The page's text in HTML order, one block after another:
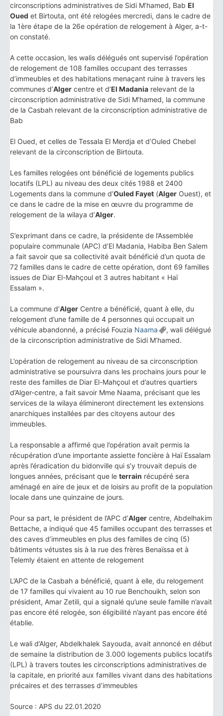
circonscriptions administratives de Sidi M’hamed, Bab El
Oued et Birtouta, ont été relogées mercredi, dans le cadre de
la 1ère étape de la 26e opération de relogement à Alger, a-t-
on constaté.
A cette occasion, les walis délégués ont supervisé l’opération
de relogement de 108 familles occupant des terrasses
d’immeubles et des habitations menaçant ruine à travers les
communes d’Alger centre et d’El Madania relevant de la
circonscription administrative de Sidi M’hamed, la commune
de la Casbah relevant de la circonscription administrative de
Bab
El Oued, et celles de Tessala El Merdja et d’Ouled Chebel
relevant de la circonscription de Birtouta.
Les familles relogées ont bénéficié de logements publics
locatifs (LPL) au niveau des deux cités 1988 et 2400
Logements dans la commune d’Ouled Fayet (Alger Ouest), et
ce dans le cadre de la mise en œuvre du programme de
relogement de la wilaya d’Alger.
S’exprimant dans ce cadre, la présidente de l’Assemblée
populaire communale (APC) d’El Madania, Habiba Ben Salem
a fait savoir que sa collectivité avait bénéficié d’un quota de
72 familles dans le cadre de cette opération, dont 69 familles
issues de Diar El-Mahçoul et 3 autres habitant « Haï
Essalam ».
La commune d’Alger Centre a bénéficié, quant à elle, du
relogement d’une famille de 4 personnes qui occupait un
véhicule abandonné, a précisé Fouzia Naama
, wali délégué
de la circonscription administrative de Sidi M’hamed.
L’opération de relogement au niveau de sa circonscription
administrative se poursuivra dans les prochains jours pour le
reste des familles de Diar El-Mahçoul et d’autres quartiers
d’Alger-centre, a fait savoir Mme Naama, précisant que les
services de la wilaya élimineront directement les extensions
anarchiques installées par des citoyens autour des
immeubles.
La responsable a affirmé que l’opération avait permis la
récupération d’une importante assiette foncière à Haï Essalam
après l’éradication du bidonville qui s’y trouvait depuis de
longues années, précisant que le terrain récupéré sera
aménagé en aire de jeux et de loisirs au profit de la population
locale dans une quinzaine de jours.
Pour sa part, le président de l’APC d’Alger centre, Abdelhakim
Bettache, a indiqué que 45 familles occupant des terrasses et
des caves d’immeubles en plus des familles de cinq (5)
bâtiments vétustes sis à la rue des frères Benaïssa et à
Telemly étaient en attente de relogement
L’APC de la Casbah a bénéficié, quant à elle, du relogement
de 17 familles qui vivaient au 10 rue Benchouikh, selon son
président, Amar Zetili, qui a signalé qu’une seule famille n’avait
pas encore été relogée, son éligibilité n’ayant pas encore été
établie.
Le wali d’Alger, Abdelkhalek Sayouda, avait annoncé en début
de semaine la distribution de 3.000 logements publics locatifs
(LPL) à travers toutes les circonscriptions administratives de
la capitale, en priorité aux familles vivant dans des habitations
précaires et des terrasses d’immeubles
Source : APS du 22.01.2020